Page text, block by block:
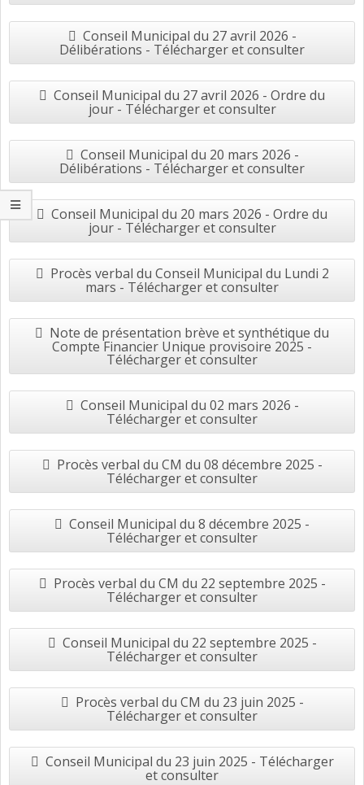
Conseil Municipal du 27 avril 2026 -
Délibérations - Télécharger et consulter
Conseil Municipal du 27 avril 2026 - Ordre du
jour - Télécharger et consulter
Conseil Municipal du 20 mars 2026 -
Délibérations - Télécharger et consulter
Conseil Municipal du 20 mars 2026 - Ordre du
jour - Télécharger et consulter
Procès verbal du Conseil Municipal du Lundi 2
mars - Télécharger et consulter
Note de présentation brève et synthétique du
Compte Financier Unique provisoire 2025 -
Télécharger et consulter
Conseil Municipal du 02 mars 2026 -
Télécharger et consulter
Procès verbal du CM du 08 décembre 2025 -
Télécharger et consulter
Conseil Municipal du 8 décembre 2025 -
Télécharger et consulter
Procès verbal du CM du 22 septembre 2025 -
Télécharger et consulter
Conseil Municipal du 22 septembre 2025 -
Télécharger et consulter
Procès verbal du CM du 23 juin 2025 -
Télécharger et consulter
Conseil Municipal du 23 juin 2025 - Télécharger
et consulter